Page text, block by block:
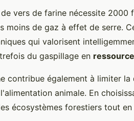
vers de farine nécessite 2000
moins de gaz à effet de serre.
qui valorisent
du gaspillage en
contribue également à limiter
animale. En
écosystèmes forestiers tout